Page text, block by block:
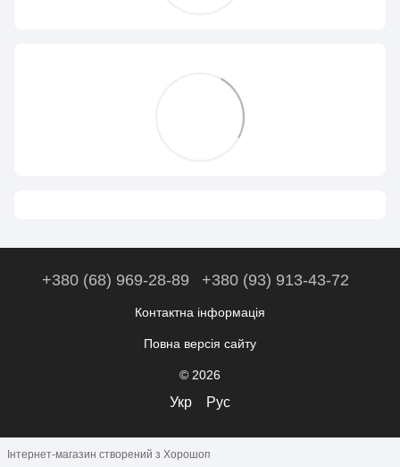
+380 (68) 969-28-89 +380 (93) 913-43-72
Контактна інформація
Повна версія сайту
© 2026
Укр Рус
Інтернет-магазин створений з Хорошоп